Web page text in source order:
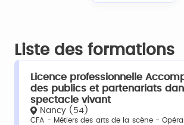
Liste des formations
Licence professionnelle
des publics et partenariats
spectacle vivant
Nancy (54)
CFA - Métiers des arts de la scène -